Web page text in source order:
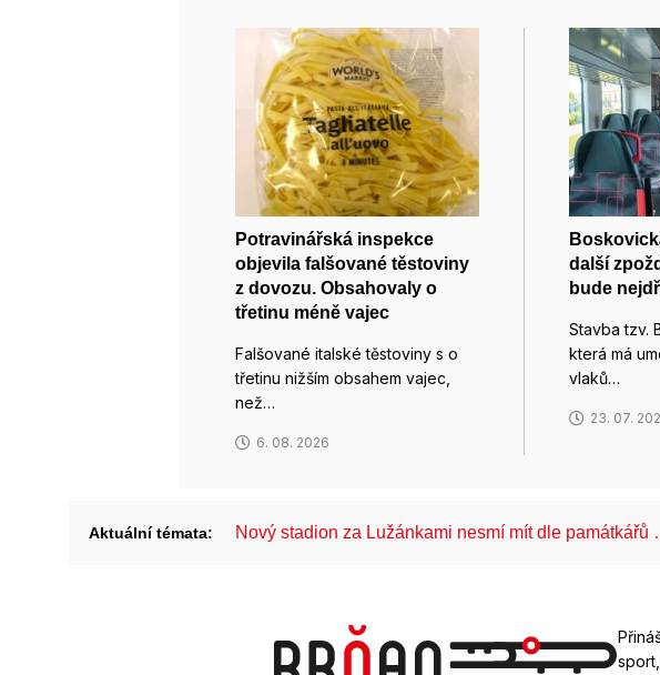
Potravinářská inspekce
objevila falšované těstoviny
z dovozu. Obsahovaly o
třetinu méně vajec
Falšované italské těstoviny s o
třetinu nižším obsahem vajec,
než…
6. 08. 2026
další
bude
Stavba tzv.
která má
vlaků…
23. 07.
Aktuální témata: Nový stadion za Lužánkami nesmí mít dle památkářů